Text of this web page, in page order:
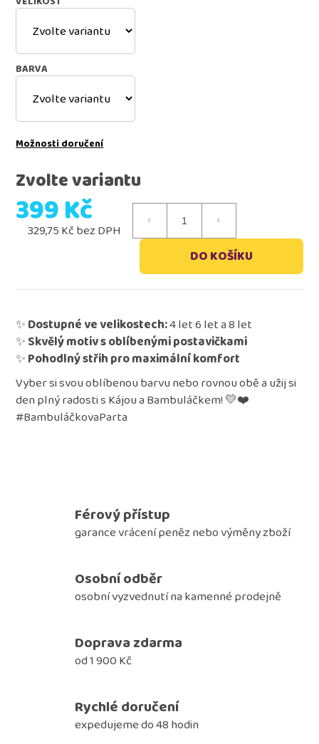
BARVA
Možnosti doručení
Zvolte variantu
399 Kč
329,75 Kč bez DPH
DO KOŠÍKU
✨ Dostupné ve velikostech:4 let 6 let a 8 let
✨ Skvělý motiv s oblíbenými postavičkami
✨ Pohodlný střih pro maximální komfort
Vyber si svou oblíbenou barvu nebo rovnou obě a užij si
den plný radosti s Kájou a Bambuláčkem! 💛❤️
#BambuláčkovaParta
Férový přístup
garance vrácení peněz nebo výměny zboží
Osobní odběr
osobní vyzvednutí na kamenné prodejně
Doprava zdarma
od 1 900 Kč
Rychlé doručení
expedujeme do 48 hodin